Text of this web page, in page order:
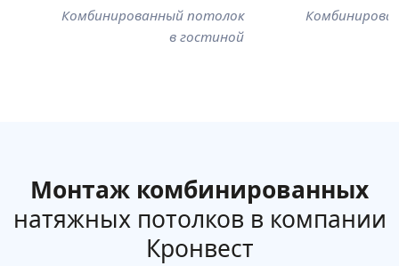
Комбинированный потолок
в гостиной
Монтаж комбинированных
натяжных потолков в компании
Кронвест